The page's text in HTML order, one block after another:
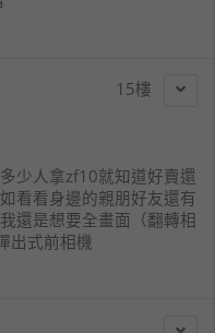
15
少人拿zf10就知道好賣還
看看身邊的親朋好友還有
還是想要全畫面（翻轉相
出式前相機